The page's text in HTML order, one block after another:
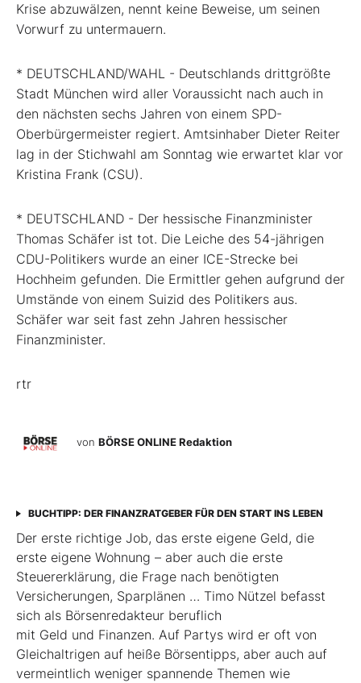
Krise abzuwälzen, nennt keine Beweise, um seinen
Vorwurf zu untermauern.
* DEUTSCHLAND/WAHL - Deutschlands drittgrößte
Stadt München wird aller Voraussicht nach auch in
den nächsten sechs Jahren von einem SPD-
Oberbürgermeister regiert. Amtsinhaber Dieter Reiter
lag in der Stichwahl am Sonntag wie erwartet klar vor
Kristina Frank (CSU).
* DEUTSCHLAND - Der hessische Finanzminister
Thomas Schäfer ist tot. Die Leiche des 54-jährigen
CDU-Politikers wurde an einer ICE-Strecke bei
Hochheim gefunden. Die Ermittler gehen aufgrund der
Umstände von einem Suizid des Politikers aus.
Schäfer war seit fast zehn Jahren hessischer
Finanzminister.
rtr
von BÖRSE ONLINE Redaktion
BUCHTIPP: DER FINANZRATGEBER FÜR DEN START INS LEBEN
Der erste richtige Job, das erste eigene Geld, die
erste eigene Wohnung – aber auch die erste
Steuererklärung, die Frage nach benötigten
Versicherungen, Sparplänen … Timo Nützel befasst
sich als Börsenredakteur beruflich
mit Geld und Finanzen. Auf Partys wird er oft von
Gleichaltrigen auf heiße Börsentipps, aber auch auf
vermeintlich weniger spannende Themen wie